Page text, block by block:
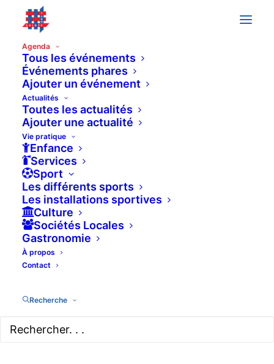
Agenda
Tous les événements
Événements phares
Ajouter un événement
Actualités
Toutes les actualités
Ajouter une actualité
Vie pratique
Enfance
Services
Sport
Les différents sports
Les installations sportives
Culture
Sociétés Locales
Gastronomie
À propos
Contact
Recherche
« All Événements
This événement has passed.
JOURNÉE SPORTIVE –
BOGIS-BOSSEY
6 juin à 9h30- 17h00
prix famille.